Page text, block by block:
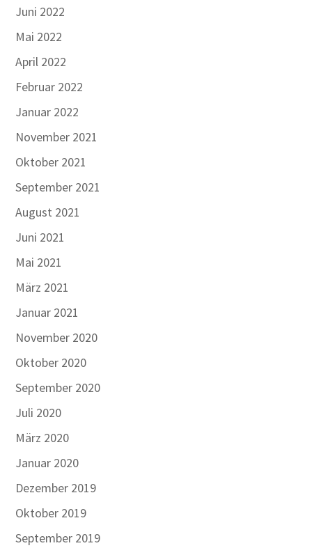
Juni 2022
Mai 2022
April 2022
Februar 2022
Januar 2022
November 2021
Oktober 2021
September 2021
August 2021
Juni 2021
Mai 2021
März 2021
Januar 2021
November 2020
Oktober 2020
September 2020
Juli 2020
März 2020
Januar 2020
Dezember 2019
Oktober 2019
September 2019